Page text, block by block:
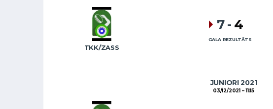
TKK/ZASS
7- 4
GALA REZULTĀTS
JUNIORI 2021
03/12/2021 11:15